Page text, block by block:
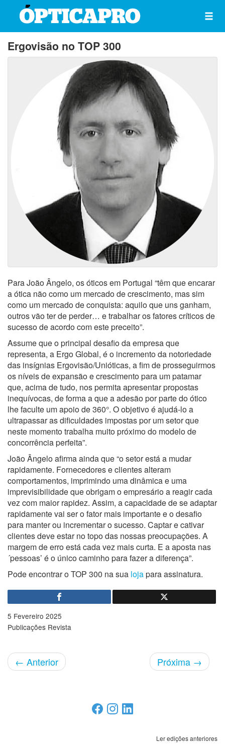
Ergovisão no TOP 300
Para João Ângelo, os óticos em Portugal “têm que encarar
a ótica não como um mercado de crescimento, mas sim
como um mercado de conquista: aquilo que uns ganham,
outros vão ter de perder… e trabalhar os fatores críticos de
sucesso de acordo com este preceito”.
Assume que o principal desafio da empresa que
representa, a Ergo Global, é o incremento da notoriedade
das insígnias Ergovisão/Unióticas, a fim de prosseguirmos
os níveis de expansão e crescimento para um patamar
que, acima de tudo, nos permita apresentar propostas
inequívocas, de forma a que a adesão por parte do ótico
lhe faculte um apoio de 360°. O objetivo é ajudá-lo a
ultrapassar as dificuldades impostas por um setor que
neste momento trabalha muito próximo do modelo de
concorrência perfeita”.
João Ângelo afirma ainda que “o setor está a mudar
rapidamente. Fornecedores e clientes alteram
comportamentos, imprimindo uma dinâmica e uma
imprevisibilidade que obrigam o empresário a reagir cada
vez com maior rapidez. Assim, a capacidade de se adaptar
rapidamente vai ser o fator mais importante e o desafio
para manter ou incrementar o sucesso. Captar e cativar
clientes deve estar no topo das nossas preocupações. A
margem de erro está cada vez mais curta. E a aposta nas
´pessoas’ é o único caminho para fazer a diferença”.
Pode encontrar o TOP 300 na sua lojapara assinatura.
5 Fevereiro 2025
Publicações Revista
← Anterior Próxima →
Ler edições anteriores